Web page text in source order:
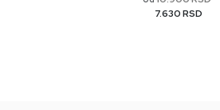
7.630 RSD